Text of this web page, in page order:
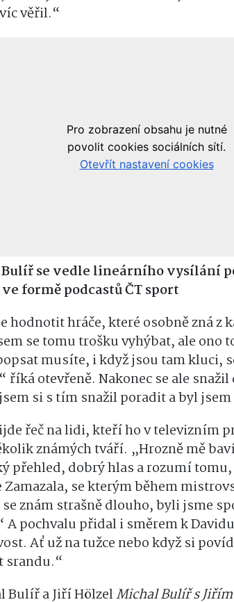
věřil.“
se vedle lineárního vysílání
formě podcastů ČT sport
hodnotit hráče, které osobně zná z
se tomu trošku vyhýbat, ale ono
musíte, i když jsou tam kluci,
říká otevřeně. Nakonec se ale
si s tím snažil poradit a byl
řeč na lidi, kteří ho v televizním
známých tváří. „Hrozně mě
přehled, dobrý hlas a rozumí
Zamazala, se kterým během
znám strašně dlouho, byli jsme
A pochvalu přidal i směrem k
Ať už na tužce nebo když si
srandu.“
Michal Bulíř s